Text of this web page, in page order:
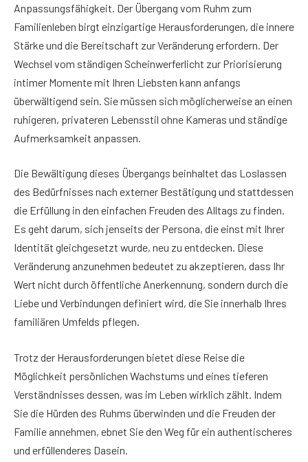
Anpassungsfähigkeit. Der Übergang vom Ruhm zum
Familienleben birgt einzigartige Herausforderungen, die innere
Stärke und die Bereitschaft zur Veränderung erfordern. Der
Wechsel vom ständigen Scheinwerferlicht zur Priorisierung
intimer Momente mit Ihren Liebsten kann anfangs
überwältigend sein. Sie müssen sich möglicherweise an einen
ruhigeren, privateren Lebensstil ohne Kameras und ständige
Aufmerksamkeit anpassen.
Die Bewältigung dieses Übergangs beinhaltet das Loslassen
des Bedürfnisses nach externer Bestätigung und stattdessen
die Erfüllung in den einfachen Freuden des Alltags zu finden.
Es geht darum, sich jenseits der Persona, die einst mit Ihrer
Identität gleichgesetzt wurde, neu zu entdecken. Diese
Veränderung anzunehmen bedeutet zu akzeptieren, dass Ihr
Wert nicht durch öffentliche Anerkennung, sondern durch die
Liebe und Verbindungen definiert wird, die Sie innerhalb Ihres
familiären Umfelds pflegen.
Trotz der Herausforderungen bietet diese Reise die
Möglichkeit persönlichen Wachstums und eines tieferen
Verständnisses dessen, was im Leben wirklich zählt. Indem
Sie die Hürden des Ruhms überwinden und die Freuden der
Familie annehmen, ebnet Sie den Weg für ein authentischeres
und erfüllenderes Dasein.